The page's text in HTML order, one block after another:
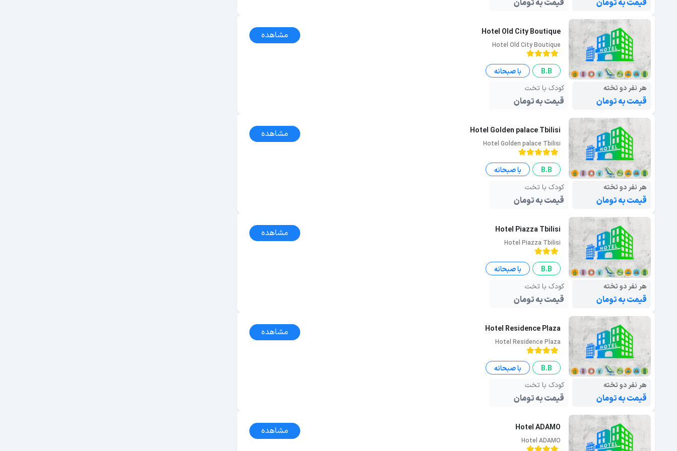
قیمت به تومان قیمت به تومان
Hotel Old City Boutique
Hotel Old City Boutique
مشاهده
B.B
با صبحانه
هر نفر دو تخته
قیمت به تومان
کودک با تخت
قیمت به تومان
Hotel Golden palace Tbilisi
Hotel Golden palace Tbilisi
مشاهده
B.B
با صبحانه
هر نفر دو تخته
قیمت به تومان
کودک با تخت
قیمت به تومان
Hotel Piazza Tbilisi
Hotel Piazza Tbilisi
مشاهده
B.B
با صبحانه
هر نفر دو تخته
قیمت به تومان
کودک با تخت
قیمت به تومان
Hotel Residence Plaza
Hotel Residence Plaza
مشاهده
B.B
با صبحانه
هر نفر دو تخته
قیمت به تومان
کودک با تخت
قیمت به تومان
Hotel ADAMO
Hotel ADAMO
مشاهده